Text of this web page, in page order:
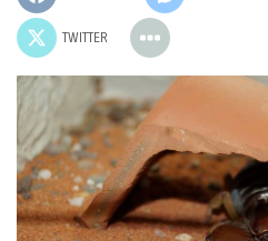
TWITTER